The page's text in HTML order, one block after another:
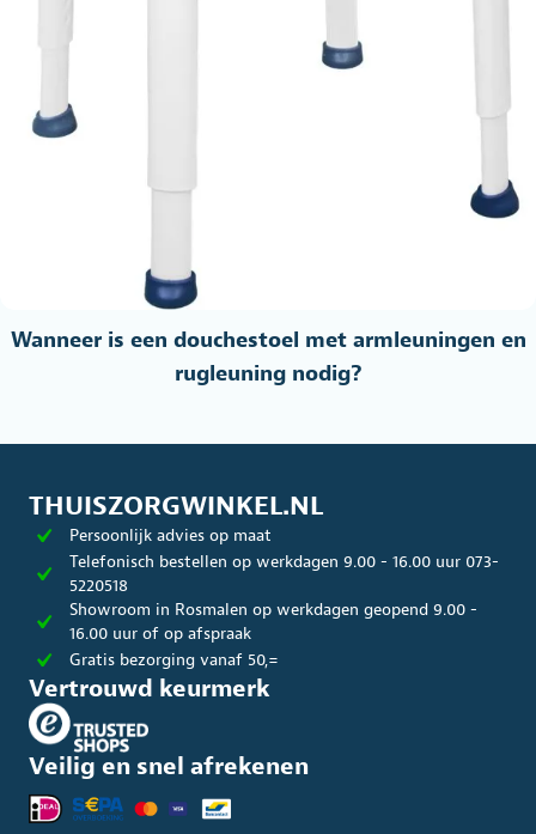
Wanneer is een douchestoel met armleuningen en
rugleuning nodig?
THUISZORGWINKEL.NL
Persoonlijk advies op maat
Telefonisch bestellen op werkdagen 9.00 - 16.00 uur 073-
5220518
Showroom in Rosmalen op werkdagen geopend 9.00 -
16.00 uur of op afspraak
Gratis bezorging vanaf 50,=
Vertrouwd keurmerk
Veilig en snel afrekenen